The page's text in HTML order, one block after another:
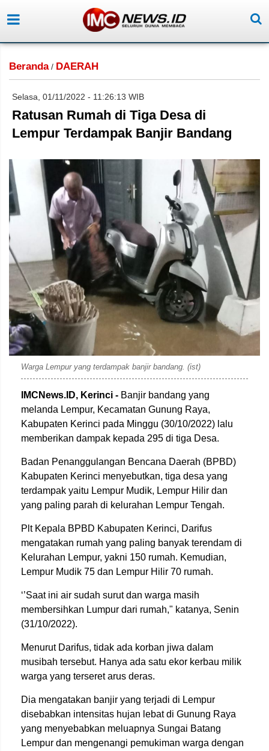
Beranda/ DAERAH
Selasa, 01/11/2022 - 11:26:13 WIB
Ratusan Rumah di Tiga Desa di
Lempur Terdampak Banjir Bandang
Warga Lempur yang terdampak banjir bandang. (ist)
IMCNews.ID, Kerinci - Banjir bandang yang
melanda Lempur, Kecamatan Gunung Raya,
Kabupaten Kerinci pada Minggu (30/10/2022) lalu
memberikan dampak kepada 295 di tiga Desa.
Badan Penanggulangan Bencana Daerah (BPBD)
Kabupaten Kerinci menyebutkan, tiga desa yang
terdampak yaitu Lempur Mudik, Lempur Hilir dan
yang paling parah di kelurahan Lempur Tengah.
Plt Kepala BPBD Kabupaten Kerinci, Darifus
mengatakan rumah yang paling banyak terendam di
Kelurahan Lempur, yakni 150 rumah. Kemudian,
Lempur Mudik 75 dan Lempur Hilir 70 rumah.
‘’Saat ini air sudah surut dan warga masih
membersihkan Lumpur dari rumah," katanya, Senin
(31/10/2022).
Menurut Darifus, tidak ada korban jiwa dalam
musibah tersebut. Hanya ada satu ekor kerbau milik
warga yang terseret arus deras.
Dia mengatakan banjir yang terjadi di Lempur
disebabkan intensitas hujan lebat di Gunung Raya
yang menyebabkan meluapnya Sungai Batang
Lempur dan mengenangi pemukiman warga dengan